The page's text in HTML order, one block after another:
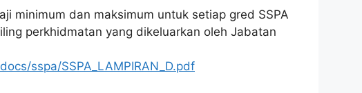
minimum dan maksimum untuk setiap gred SSPA
perkhidmatan yang dikeluarkan oleh Jabatan
sspa/SSPA_LAMPIRAN_D.pdf